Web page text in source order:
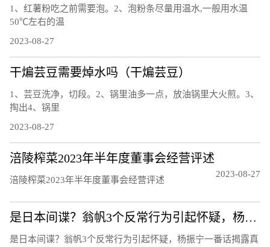
1、红薯粉吃之前需要泡。2、泡粉条尽量用温水,一般用水温
50℃左右的温
2023-08-27
干煸芸豆需要焯水吗（干煸芸豆）
1、芸豆洗净，切段。2、锅里油多一点，放油锅里大火煎。3、
掏出4、锅里
2023-08-27
涪陵榨菜2023年半年度董事会经营评述
涪陵榨菜2023年半年度董事会经营评述
2023-08-27
是日本间谍？翁帆3个反常行为引起怀疑，杨振宁一番话揭露真相
是日本间谍？翁帆3个反常行为引起怀疑，杨振宁一番话揭露真